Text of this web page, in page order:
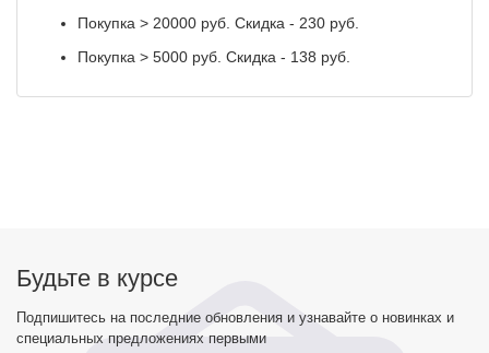
Покупка > 20000 руб. Скидка - 230 руб.
Покупка > 5000 руб. Скидка - 138 руб.
Будьте в курсе
Подпишитесь на последние обновления и узнавайте о новинках и
специальных предложениях первыми